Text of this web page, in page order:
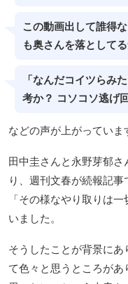
この動画出して誰得
も奥さんを落として
「なんだコイツらみ
考か？ コソコソ逃げ
などの声が上がっていま
田中圭さんと永野芽郁
り、週刊文春が続報記
「その様なやり取りは
いました。
そうしたことが背景に
て色々と思うところがあ